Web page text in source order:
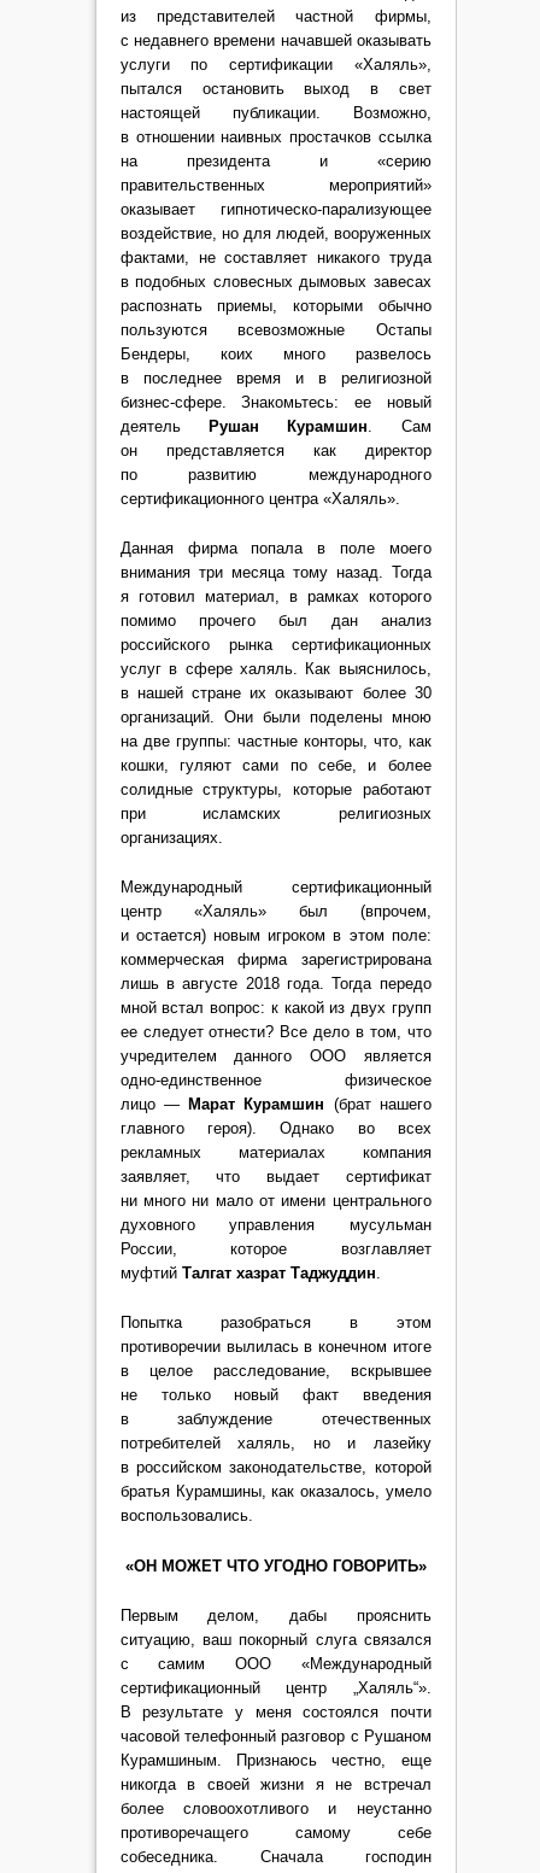
из представителей частной фирмы,
с недавнего времени начавшей оказывать
услуги по сертификации «Халяль»,
пытался остановить выход в свет
настоящей публикации. Возможно,
в отношении наивных простачков ссылка
на президента и «серию
правительственных мероприятий»
оказывает гипнотическо-парализующее
воздействие, но для людей, вооруженных
фактами, не составляет никакого труда
в подобных словесных дымовых завесах
распознать приемы, которыми обычно
пользуются всевозможные Остапы
Бендеры, коих много развелось
в последнее время и в религиозной
бизнес-сфере. Знакомьтесь: ее новый
деятель
Рушан Курамшин. Сам
он представляется как директор
по развитию международного
сертификационного центра «Халяль».
Данная фирма попала в поле моего
внимания три месяца тому назад. Тогда
я готовил материал, в рамках которого
помимо прочего был дан анализ
российского рынка сертификационных
услуг в сфере халяль. Как выяснилось,
в нашей стране их оказывают более 30
организаций. Они были поделены мною
на две группы: частные конторы, что, как
кошки, гуляют сами по себе, и более
солидные структуры, которые работают
при исламских религиозных
организациях.
Международный сертификационный
центр «Халяль» был (впрочем,
и остается) новым игроком в этом поле:
коммерческая фирма зарегистрирована
лишь в августе 2018 года. Тогда передо
мной встал вопрос: к какой из двух групп
ее следует отнести? Все дело в том, что
учредителем данного ООО является
одно-единственное физическое
лицо — Марат Курамшин (брат нашего
главного героя). Однако во всех
рекламных материалах компания
заявляет, что выдает сертификат
ни много ни мало от имени центрального
духовного управления мусульман
России, которое возглавляет
муфтий Талгат хазрат Таджуддин.
Попытка разобраться в этом
противоречии вылилась в конечном итоге
в целое расследование, вскрывшее
не только новый факт введения
в заблуждение отечественных
потребителей халяль, но и лазейку
в российском законодательстве, которой
братья Курамшины, как оказалось, умело
воспользовались.
«ОН МОЖЕТ ЧТО УГОДНО ГОВОРИТЬ»
Первым делом, дабы прояснить
ситуацию, ваш покорный слуга связался
с самим ООО «Международный
сертификационный центр „Халяль“».
В результате у меня состоялся почти
часовой телефонный разговор с Рушаном
Курамшиным. Признаюсь честно, еще
никогда в своей жизни я не встречал
более словоохотливого и неустанно
противоречащего самому себе
собеседника. Сначала господин